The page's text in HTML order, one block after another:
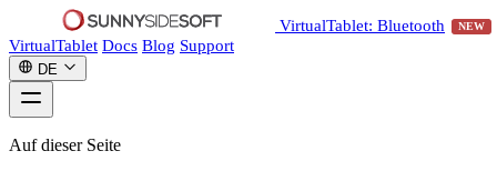
VirtualTablet: Bluetooth NEW
VirtualTablet Docs Blog Support
DE
Auf dieser Seite